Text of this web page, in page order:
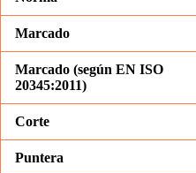
Marcado
Marcado (según EN ISO
20345:2011)
Corte
Puntera